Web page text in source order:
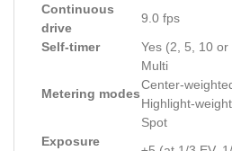
Continuous
drive
9.0 fps
Self-timer
Yes (2, 5, 10 or
Metering modes
Multi
Center-
Highlight-
Spot
Exposure